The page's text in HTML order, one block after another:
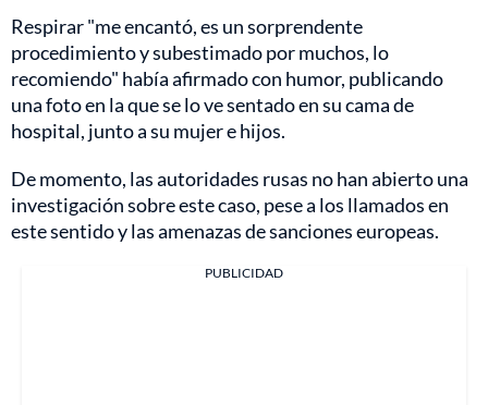
Respirar "me encantó, es un sorprendente
procedimiento y subestimado por muchos, lo
recomiendo" había afirmado con humor, publicando
una foto en la que se lo ve sentado en su cama de
hospital, junto a su mujer e hijos.
De momento, las autoridades rusas no han abierto una
investigación sobre este caso, pese a los llamados en
este sentido y las amenazas de sanciones europeas.
PUBLICIDAD